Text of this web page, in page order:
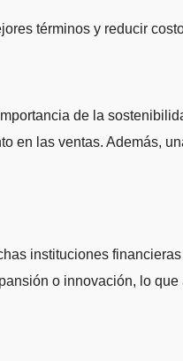
términos y reducir
de la
en las ventas. Además,
instituciones financieras
o innovación, lo que